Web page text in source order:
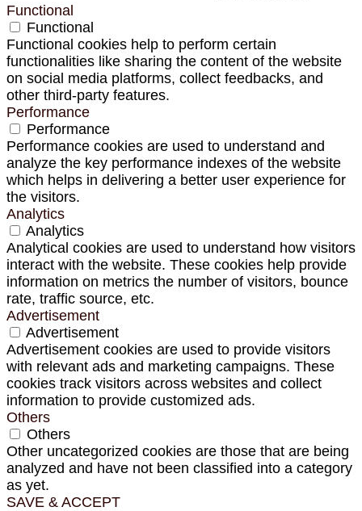
Functional
Functional
Functional cookies help to perform certain
functionalities like sharing the content of the website
on social media platforms, collect feedbacks, and
other third-party features.
Performance
Performance
Performance cookies are used to understand and
analyze the key performance indexes of the website
which helps in delivering a better user experience for
the visitors.
Analytics
Analytics
Analytical cookies are used to understand how visitors
interact with the website. These cookies help provide
information on metrics the number of visitors, bounce
rate, traffic source, etc.
Advertisement
Advertisement
Advertisement cookies are used to provide visitors
with relevant ads and marketing campaigns. These
cookies track visitors across websites and collect
information to provide customized ads.
Others
Others
Other uncategorized cookies are those that are being
analyzed and have not been classified into a category
as yet.
SAVE & ACCEPT